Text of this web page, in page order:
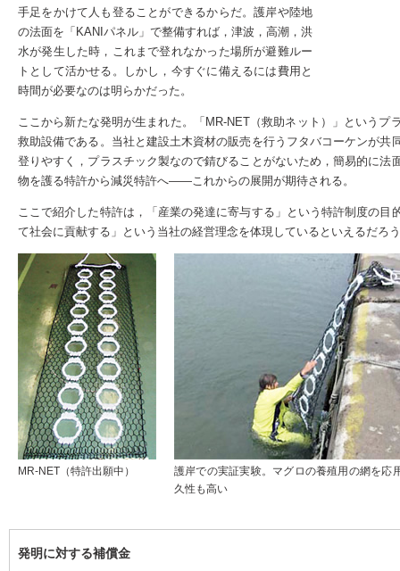
手足をかけて人も登ることができるからだ。護岸や陸地
の法面を「KANIパネル」で整備すれば，津波，高潮，洪
水が発生した時，これまで登れなかった場所が避難ルー
トとして活かせる。しかし，今すぐに備えるには費用と
時間が必要なのは明らかだった。
ここから新たな発明が生まれた。「MR-NET（救助ネット）」というプ
救助設備である。当社と建設土木資材の販売を行うフタバコーケンが共
登りやすく，プラスチック製なので錆びることがないため，簡易的に法
物を護る特許から減災特許へ――これからの展開が期待される。
ここで紹介した特許は，「産業の発達に寄与する」という特許制度の目
て社会に貢献する」という当社の経営理念を体現しているといえるだろ
MR-NET（特許出願中）
護岸での実証実験。マグロの養殖用の網を応
久性も高い
発明に対する補償金